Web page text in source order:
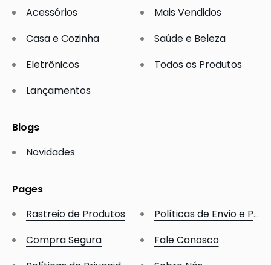
Acessórios
Casa e Cozinha
Eletrônicos
Lançamentos
Mais Vendidos
Saúde e Beleza
Todos os Produtos
Blogs
Novidades
Pages
Rastreio de Produtos
Compra Segura
Políticas de Envio e
Fale Conosco